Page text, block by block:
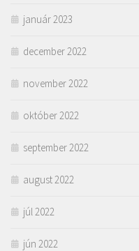
január 2023
december 2022
november 2022
október 2022
september 2022
august 2022
júl 2022
jún 2022